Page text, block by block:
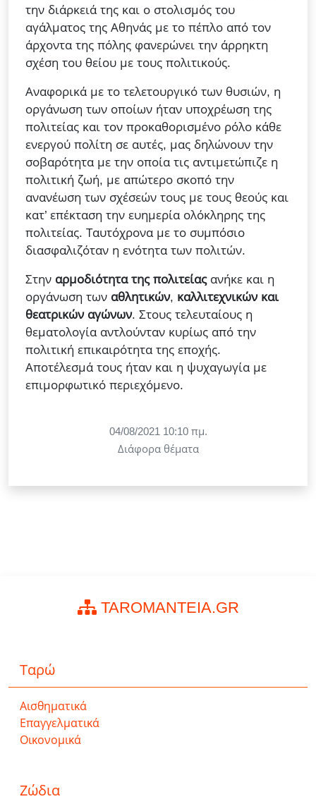
την διάρκειά της και ο στολισμός του
αγάλματος της Αθηνάς με το πέπλο από τον
άρχοντα της πόλης φανερώνει την άρρηκτη
σχέση του θείου με τους πολιτικούς.
Αναφορικά με το τελετουργικό των θυσιών, η
οργάνωση των οποίων ήταν υποχρέωση της
πολιτείας και τον προκαθορισμένο ρόλο κάθε
ενεργού πολίτη σε αυτές, μας δηλώνουν την
σοβαρότητα με την οποία τις αντιμετώπιζε η
πολιτική ζωή, με απώτερο σκοπό την
ανανέωση των σχέσεών τους με τους θεούς και
κατ’ επέκταση την ευημερία ολόκληρης της
πολιτείας. Ταυτόχρονα με το συμπόσιο
διασφαλιζόταν η ενότητα των πολιτών.
Στην αρμοδιότητα της πολιτείαςανήκε και η
οργάνωση των αθλητικών, καλλιτεχνικών και
θεατρικών αγώνων. Στους τελευταίους η
θεματολογία αντλούνταν κυρίως από την
πολιτική επικαιρότητα της εποχής.
Αποτέλεσμά τους ήταν και η ψυχαγωγία με
επιμορφωτικό περιεχόμενο.
04/08/2021 10:10 πμ.
Διάφορα θέματα
TAROMANTEIA.GR
Ταρώ
Αισθηματικά
Επαγγελματικά
Οικονομικά
Ζώδια